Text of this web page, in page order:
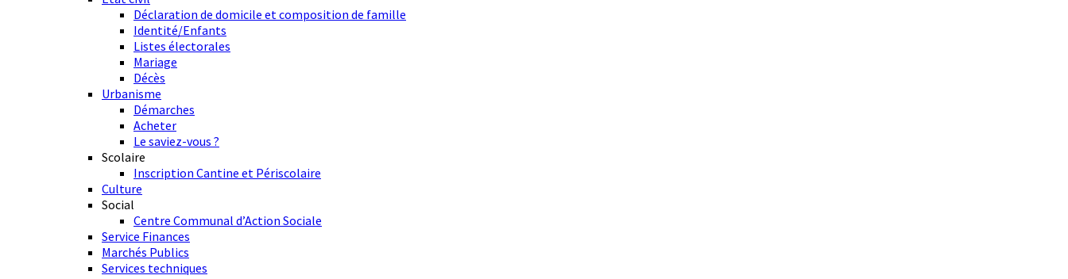
Déclaration de domicile et composition de famille
Identité/Enfants
Listes électorales
Mariage
Décès
Urbanisme
Démarches
Acheter
Le saviez-vous ?
Scolaire
Inscription Cantine et Périscolaire
Culture
Social
Centre Communal d’Action Sociale
Service Finances
Marchés Publics
Services techniques